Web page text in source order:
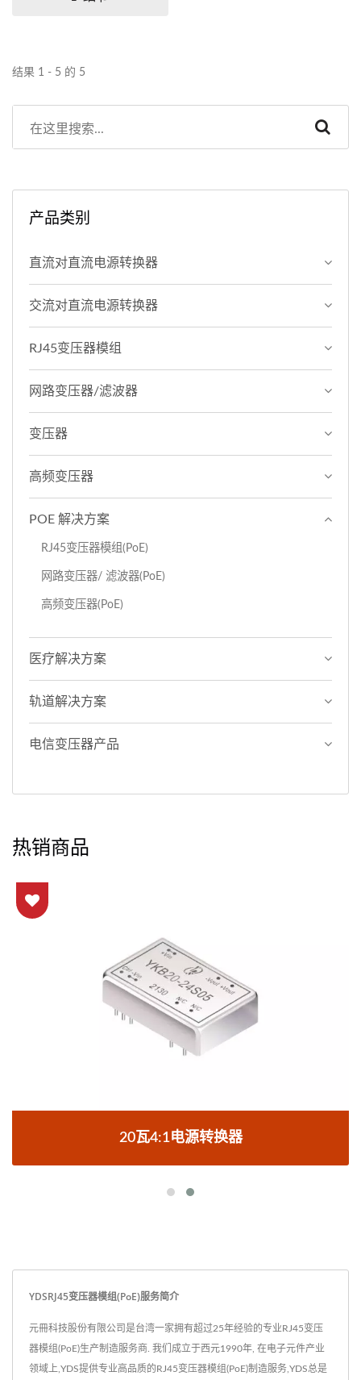
结果 1 - 5 的 5
产品类别
直流对直流电源转换器
交流对直流电源转换器
RJ45变压器模组
网路变压器/滤波器
变压器
高频变压器
POE 解决方案
RJ45变压器模组(PoE)
网路变压器/ 滤波器(PoE)
高频变压器(PoE)
医疗解决方案
轨道解决方案
电信变压器产品
热销商品
20瓦4:1电源转换器
YDSRJ45变压器模组(PoE)服务简介
元冊科技股份有限公司是台湾一家拥有超过25年经验的专业RJ45变压
器模组(PoE)生产制造服务商. 我们成立于西元1990年, 在电子元件产业
领域上,YDS提供专业高品质的RJ45变压器模组(PoE)制造服务,YDS总是